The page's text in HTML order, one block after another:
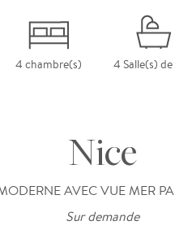
4 chambre(s) 4 Salle(s)
Nice
AVEC VUE MER
Sur demande